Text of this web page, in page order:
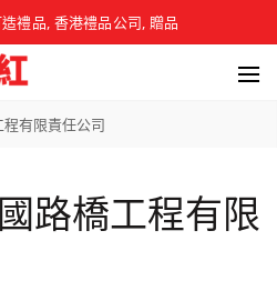
禮品, 香港禮品公司, 贈品
有限責任公司
路橋工程有限